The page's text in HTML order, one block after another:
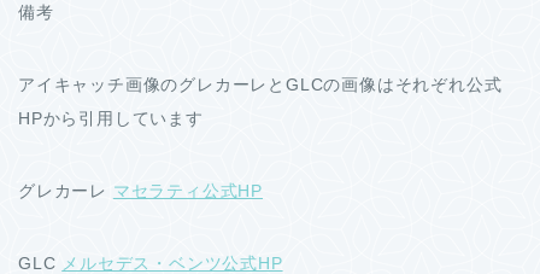
備考
アイキャッチ画像のグレカーレとGLCの画像はそれぞれ公式
HPから引用しています
グレカーレ マセラティ公式HP
GLC メルセデス・ベンツ公式HP